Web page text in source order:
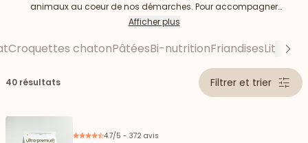
animaux au coeur de nos démarches. Pour accompagner
vos petits félins tout au long de leur vie, nous proposons des
: des croquettes fabriquées sans céréales ou à faible teneur
en céréales, des pâtées riches en ingrédients d'origine
animale, des friandises de haute qualité, des aliments
complémentaires, une litière 100% végétale, des jouets pour
partager des heures de complicité et des produits de soin.
Afficher plus
Croquettes chatonPâtéesBi-nutritionFriandisesLitières
40 résultats Filtrer et trier
4.7/5 - 372 avis